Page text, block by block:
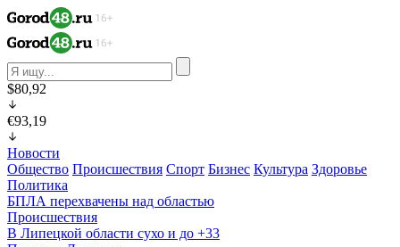
$80,92
€93,19
Новости
Общество Происшествия Спорт Бизнес Культура Здоровье
Политика
БПЛА перехвачены над областью
Происшествия
В Липецкой области сухо и до +33